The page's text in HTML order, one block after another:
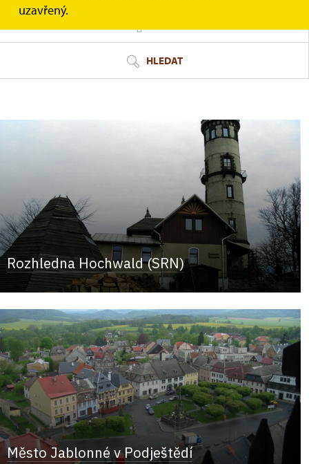
uzavřený.
HLEDAT
Rozhledna Hochwald (SRN)
Město Jablonné v Podještědí